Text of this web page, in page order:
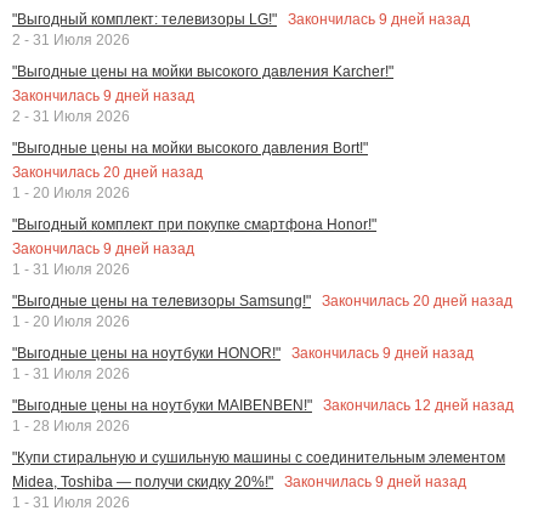
"Выгодный комплект: телевизоры LG!"
Закончилась 9 дней назад
2 - 31 Июля 2026
"Выгодные цены на мойки высокого давления Karcher!"
Закончилась 9 дней назад
2 - 31 Июля 2026
"Выгодные цены на мойки высокого давления Bort!"
Закончилась 20 дней назад
1 - 20 Июля 2026
"Выгодный комплект при покупке смартфона Honor!"
Закончилась 9 дней назад
1 - 31 Июля 2026
"Выгодные цены на телевизоры Samsung!"
Закончилась 20 дней назад
1 - 20 Июля 2026
"Выгодные цены на ноутбуки HONOR!"
Закончилась 9 дней назад
1 - 31 Июля 2026
"Выгодные цены на ноутбуки MAIBENBEN!"
Закончилась 12 дней назад
1 - 28 Июля 2026
"Купи стиральную и сушильную машины с соединительным элементом
Midea, Toshiba — получи скидку 20%!"
Закончилась 9 дней назад
1 - 31 Июля 2026